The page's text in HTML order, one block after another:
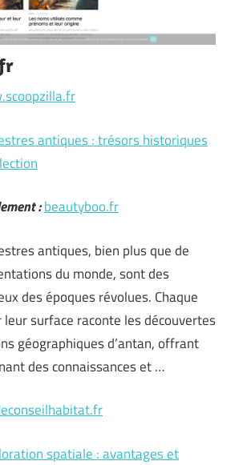
antiques : trésors historiques
:beautyboo.fr
antiques, bien plus que de
du monde, sont des
des époques révolues. Chaque
surface raconte les découvertes
géographiques d’antan, offrant
des connaissances et …
spatiale : avantages et